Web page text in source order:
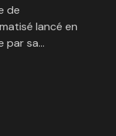
de
lancé en
par sa…